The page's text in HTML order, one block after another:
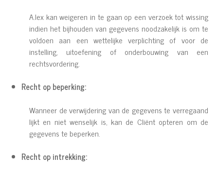
A.lex kan weigeren in te gaan op een verzoek tot wissing
indien het bijhouden van gegevens noodzakelijk is om te
voldoen aan een wettelijke verplichting of voor de
instelling, uitoefening of onderbouwing van een
rechtsvordering.
Recht op beperking:
Wanneer de verwijdering van de gegevens te verregaand
lijkt en niet wenselijk is, kan de Cliënt opteren om de
gegevens te beperken.
Recht op intrekking: